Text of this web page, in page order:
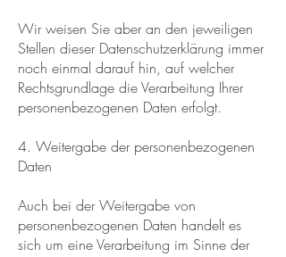
Wir weisen Sie aber an den jeweiligen
Stellen dieser Datenschutzerklärung immer
noch einmal darauf hin, auf welcher
Rechtsgrundlage die Verarbeitung Ihrer
personenbezogenen Daten erfolgt.
4. Weitergabe der personenbezogenen
Daten
Auch bei der Weitergabe von
personenbezogenen Daten handelt es
sich um eine Verarbeitung im Sinne der